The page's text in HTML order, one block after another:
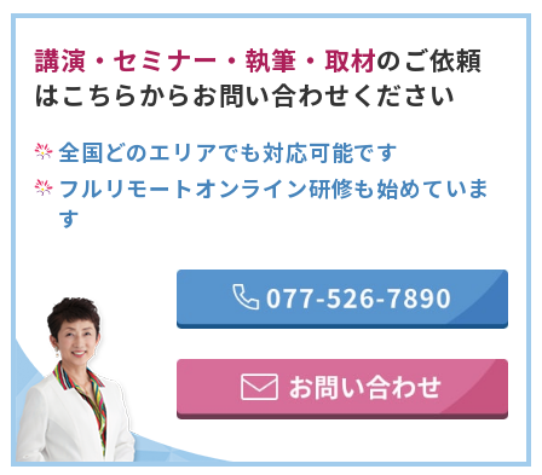
講演・セミナー・執筆・取材のご依頼
はこちらからお問い合わせください
全国どのエリアでも対応可能です
フルリモートオンライン研修も始めていま
す